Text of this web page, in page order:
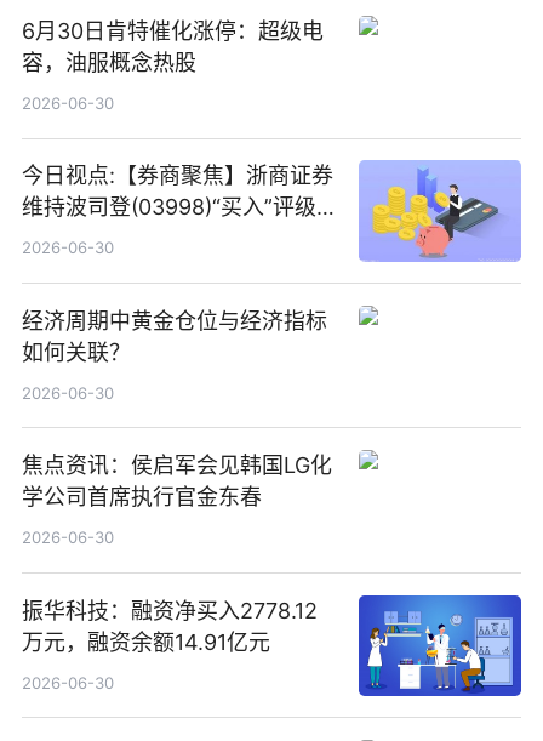
6月30日肯特催化涨停：超级电
容，油服概念热股
2026-06-30
今日视点:【券商聚焦】浙商证券
维持波司登(03998)“买入”评级
指其业绩高质量稳增长
2026-06-30
经济周期中黄金仓位与经济指标
如何关联？
2026-06-30
焦点资讯：侯启军会见韩国LG化
学公司首席执行官金东春
2026-06-30
振华科技：融资净买入2778.12
万元，融资余额14.91亿元
2026-06-30